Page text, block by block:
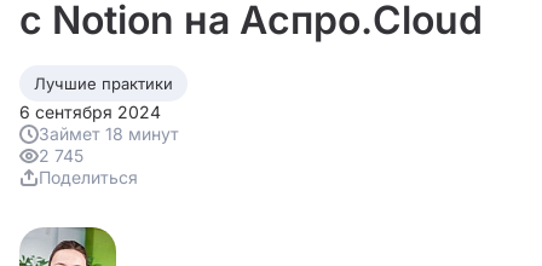
с Notion на Аспро.Cloud
Лучшие практики
6 сентября 2024
Займет 18 минут
2 745
Поделиться